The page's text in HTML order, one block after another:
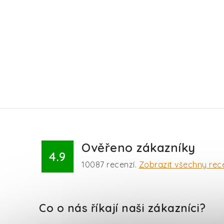
4.9
Ověřeno zákazníky
10087 recenzí. Zobrazit všechny